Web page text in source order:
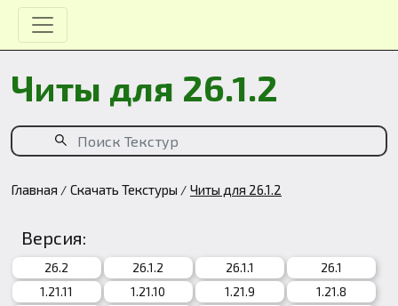
Читы для 26.1.2
Главная Скачать Текстуры Читы для 26.1.2
Версия:
26.2 26.1.2 26.1.1
26.1
1.21.11
1.21.10 1.21.9
1.21.8